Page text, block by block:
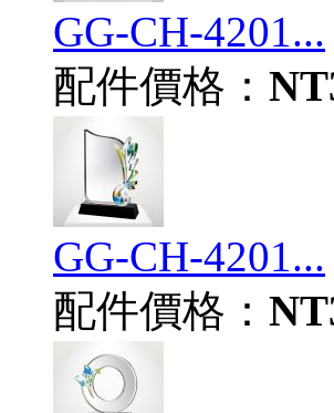
GG-CH-4201...
配件價格：
GG-CH-4201...
配件價格：